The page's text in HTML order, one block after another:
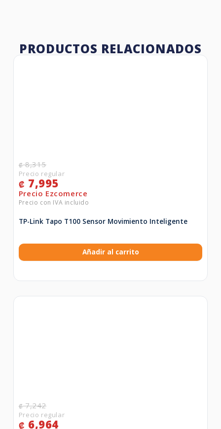
PRODUCTOS RELACIONADOS
₡8,315
₡ 7,995
TP-Link Tapo T100 Sensor Movimiento Inteligente
Añadir al carrito
₡7,242
₡ 6,964